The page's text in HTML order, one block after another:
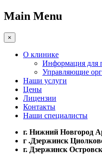
Main Menu
×
О клинике
Информация для
Управляющие
Наши услуги
Цены
Лицензии
Контакты
Наши специалисты
г. Нижний Новгород
г .Дзержинск
г. Дзержинск